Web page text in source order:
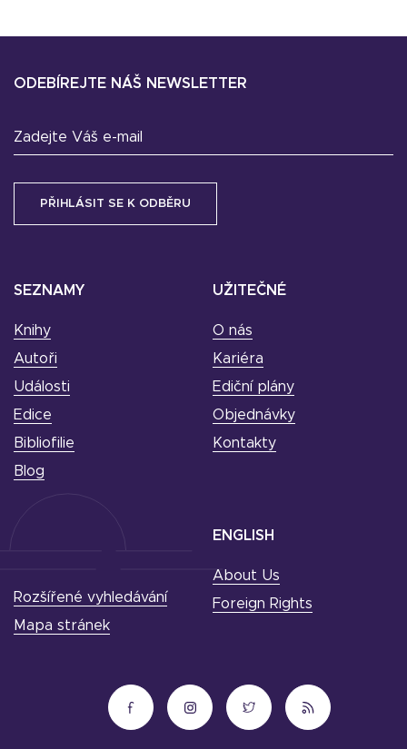
SEZNAMY
Knihy
Autoři
Události
Edice
Bibliofilie
Blog
UŽITEČNÉ
O nás
Kariéra
Ediční plány
Objednávky
Kontakty
ODEBÍREJTE NÁŠ NEWSLETTER
Zadejte Váš e-mail
ENGLISH
About Us
Foreign Rights
Rozšířené vyhledávání
Mapa stránek